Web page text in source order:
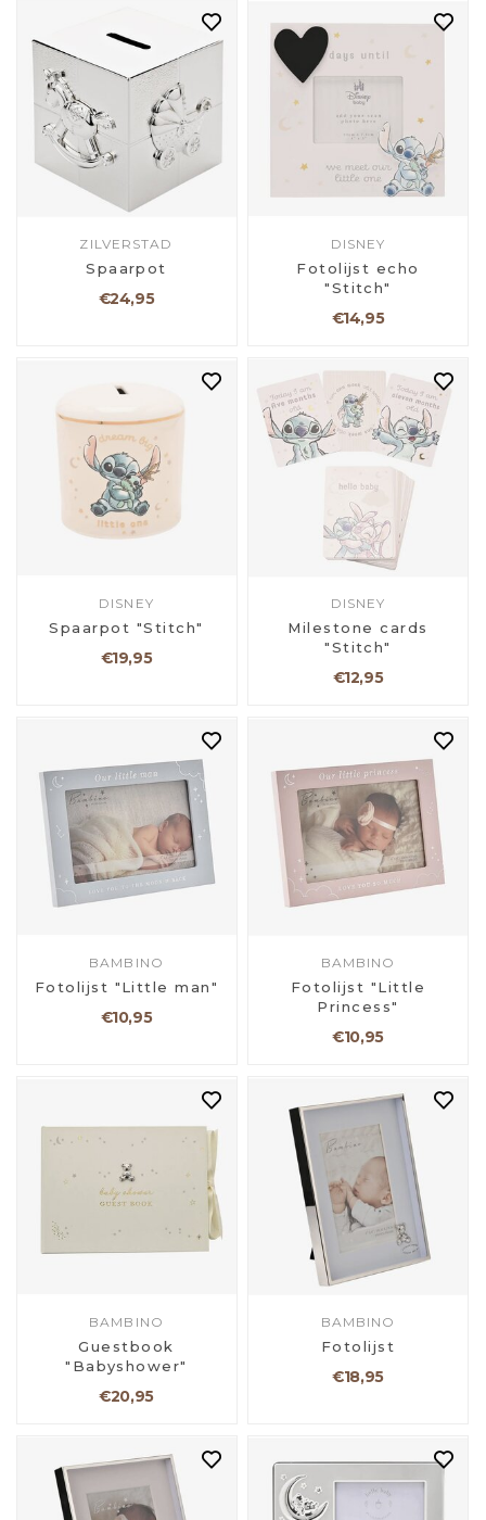
ZILVERSTAD
Spaarpot
€24,95
DISNEY
Fotolijst echo
"Stitch"
€14,95
DISNEY
Spaarpot "Stitch"
€19,95
DISNEY
Milestone cards
"Stitch"
€12,95
BAMBINO
Fotolijst "Little man"
€10,95
BAMBINO
Fotolijst "Little
Princess"
€10,95
BAMBINO
Guestbook
"Babyshower"
€20,95
BAMBINO
Fotolijst
€18,95